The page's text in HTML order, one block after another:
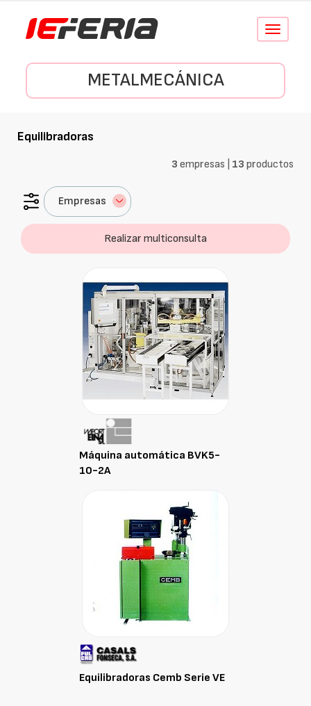
Conmutar
METALMECÁNICA
Equilibradoras
3 empresas | 13 productos
Empresas
Realizar multiconsulta
Máquina automática BVK5-
10-2A
Equilibradoras Cemb Serie VE